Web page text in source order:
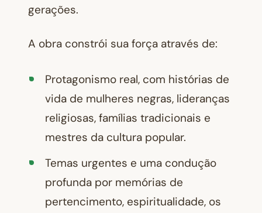
gerações.
A obra constrói sua força através de:
Protagonismo real, com histórias de
vida de mulheres negras, lideranças
religiosas, famílias tradicionais e
mestres da cultura popular.
Temas urgentes e uma condução
profunda por memórias de
pertencimento, espiritualidade, os